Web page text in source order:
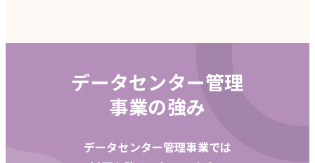
データセンター管理
事業の強み
データセンター管理事業では